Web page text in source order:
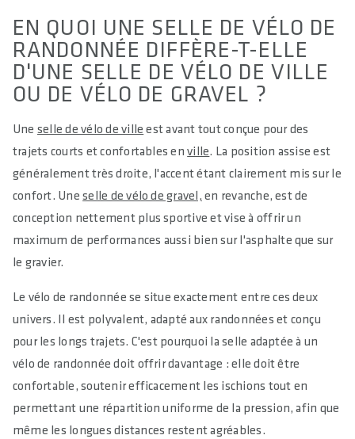
EN QUOI UNE SELLE DE VÉLO DE
RANDONNÉE DIFFÈRE-T-ELLE
D'UNE SELLE DE VÉLO DE VILLE
OU DE VÉLO DE GRAVEL ?
Une selle de vélo de ville est avant tout conçue pour des
trajets courts et confortables enville. La position assise est
généralement très droite, l'accent étant clairement mis sur le
confort. Uneselle de vélo de gravel, en revanche, est de
conception nettement plus sportive et vise à offrir un
maximum de performances aussi bien sur l'asphalte que sur
le gravier.
Le vélo de randonnée se situe exactement entre ces deux
univers. Il est polyvalent, adapté aux randonnées et conçu
pour les longs trajets. C'est pourquoi la selle adaptée à un
vélo de randonnée doit offrir davantage : elle doit être
confortable, soutenir efficacement les ischions tout en
permettant une répartition uniforme de la pression, afin que
même les longues distances restent agréables.